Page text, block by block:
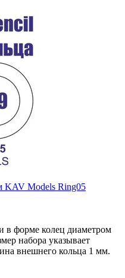
KAV Models Ring05
в форме колец диаметром
набора указывает
внешнего кольца 1 мм.